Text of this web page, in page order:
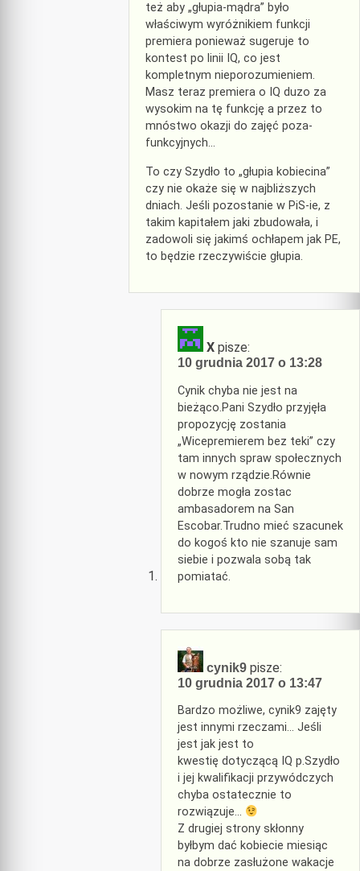
też aby „głupia-mądra” było
właściwym wyróżnikiem funkcji
premiera ponieważ sugeruje to
kontest po linii IQ, co jest
kompletnym nieporozumieniem.
Masz teraz premiera o IQ duzo za
wysokim na tę funkcję a przez to
mnóstwo okazji do zajęć poza-
funkcyjnych…
To czy Szydło to „głupia kobiecina”
czy nie okaże się w najbliższych
dniach. Jeśli pozostanie w PiS-ie, z
takim kapitałem jaki zbudowała, i
zadowoli się jakimś ochłapem jak PE,
to będzie rzeczywiście głupia.
X pisze:
10 grudnia 2017 o 13:28
Cynik chyba nie jest na
bieżąco.Pani Szydło przyjęła
propozycję zostania
„Wicepremierem bez teki” czy
tam innych spraw społecznych
w nowym rządzie.Równie
dobrze mogła zostac
ambasadorem na San
Escobar.Trudno mieć szacunek
do kogoś kto nie szanuje sam
siebie i pozwala sobą tak
pomiatać.
cynik9 pisze:
10 grudnia 2017 o 13:47
Bardzo możliwe, cynik9 zajęty
jest innymi rzeczami… Jeśli
jest jak jest to
kwestię dotyczącą IQ p.Szydło
i jej kwalifikacji przywódczych
chyba ostatecznie to
rozwiązuje…
Z drugiej strony skłonny
byłbym dać kobiecie miesiąc
na dobrze zasłużone wakacje